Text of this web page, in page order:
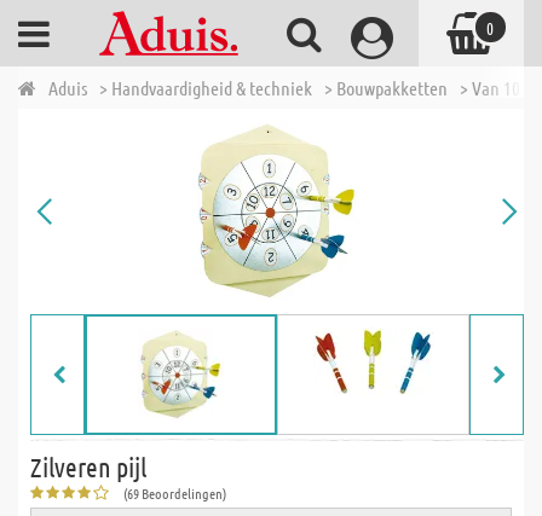
Aduis > Handvaardigheid & techniek > Bouwpakketten > Van 10
Zilveren pijl
(69 Beoordelingen)
0